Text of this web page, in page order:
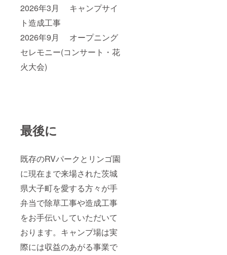
2026年3月 キャンプサイ
ト造成工事
2026年9月 オープニング
セレモニー(コンサート・花
火大会)
最後に
既存のRVパークとリンゴ園
に現在まで来場された茨城
県大子町を愛する方々が手
弁当で除草工事や造成工事
をお手伝いしていただいて
おります。キャンプ場は実
際には収益のあがる事業で